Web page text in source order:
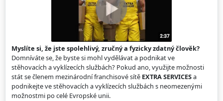
Myslíte si, že jste spolehlivý, zručný a fyzicky zdatný člověk?
Domníváte se, že byste si mohl vydělávat a podnikat ve
stěhovacích a vyklízecích službách? Pokud ano, využijte možnosti
stát se členem mezinárodní franchisové sítě EXTRA SERVICESa
podnikejte ve stěhovacích a vyklízecích službách s neomezenými
možnostmi po celé Evropské unii.